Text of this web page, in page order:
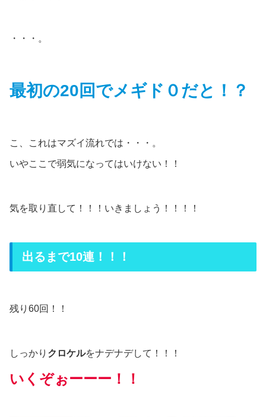
・・・。
最初の20回でメギド０だと！？
こ、これはマズイ流れでは・・・。
いやここで弱気になってはいけない！！
気を取り直して！！！いきましょう！！！！
出るまで10連！！！
残り60回！！
しっかり クロケルをナデナデして！！！
いくぞぉーーー！！